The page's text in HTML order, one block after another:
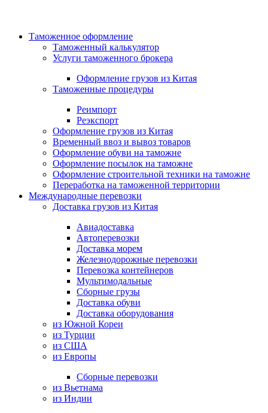
Таможенное оформление
Таможенный калькулятор
Услуги таможенного брокера
Оформление грузов из Китая
Таможенные процедуры
Реимпорт
Реэкспорт
Оформление грузов из Китая
Временный ввоз и вывоз товаров
Оформление обуви на таможне
Оформление посылок на таможне
Оформление строительной техники на таможне
Переработка на таможенной территории
Международные перевозки
Доставка грузов из Китая
Авиадоставка
Автоперевозки
Доставка морем
Железнодорожные перевозки
Перевозка контейнеров
Мультимодальные
Сборные грузы
Доставка обуви
Доставка оборудования
из Южной Кореи
из Турции
из США
из Европы
Сборные перевозки
из Вьетнама
из Индии